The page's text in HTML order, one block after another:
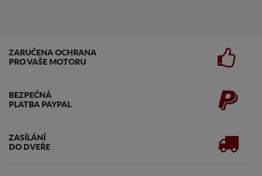
ZARUČENA OCHRANA
PRO VAŠE MOTORU
BEZPEČNÁ
PLATBA PAYPAL
ZASÍLÁNÍ
DO DVEŘE